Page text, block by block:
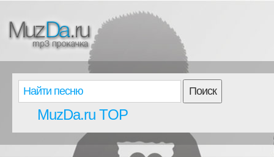
Поиск
MuzDa.ru TOP